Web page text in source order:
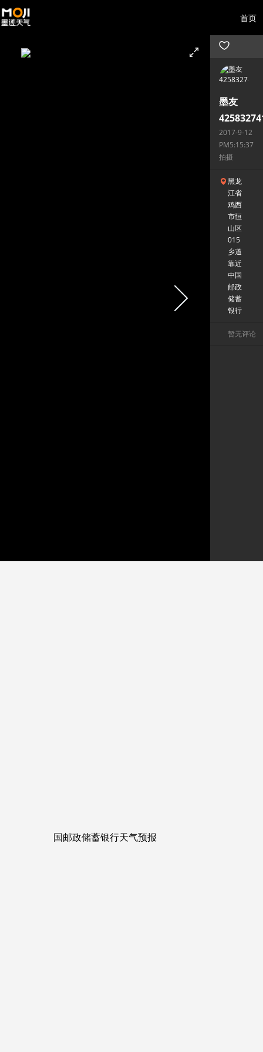
首页
墨友
2017-9-12
PM5:15:37
拍摄
黑龙
江省
鸡西
市恒
山区
015
乡道
靠近
中国
邮政
储蓄
银行
暂无评论